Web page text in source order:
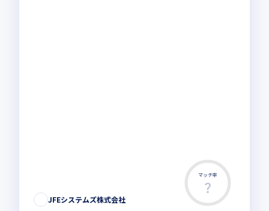
マッチ率
JFEシステムズ株式会社